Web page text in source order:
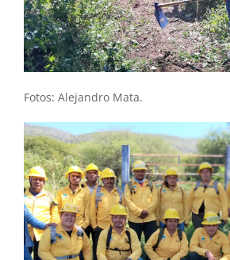
Fotos: Alejandro Mata.